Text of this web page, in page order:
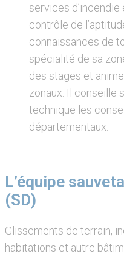
services
contrôle de
connaissances de
spécialité de sa
des stages et
zonaux. Il conseille
technique les
départementaux.
L’équipe
(SD)
Glissements de terrain,
habitations et autre